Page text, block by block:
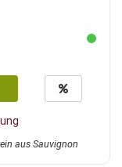
aus Sauvignon